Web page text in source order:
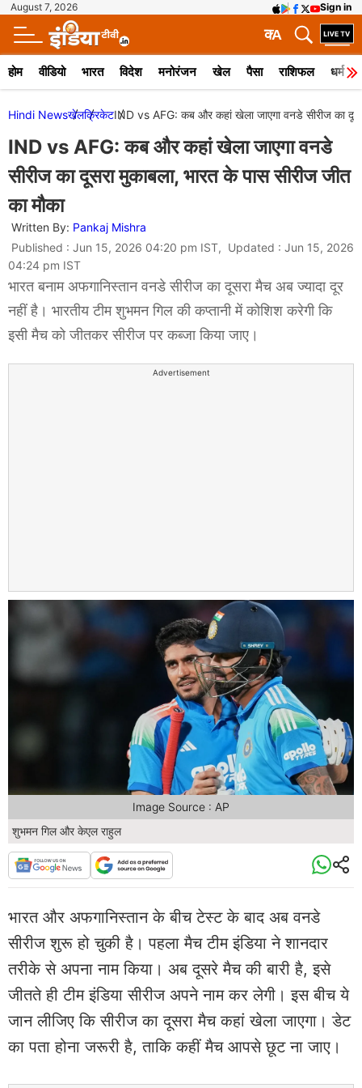
August 7, 2026 Sign in
A
क
होम वीडियो भारत विदेश मनोरंजन खेल पैसा राशिफल धर्म
Hindi Newsखेलक्रिकेटIND vs AFG: कब और कहां खेला जाएगा वनडे सीरीज का
IND vs AFG: कब और कहां खेला जाएगा वनडे
सीरीज का दूसरा मुकाबला, भारत के पास सीरीज जीत
का मौका
Written By: Pankaj Mishra
Published : Jun 15, 2026 04:20 pm IST, Updated : Jun 15, 2026
04:24 pm IST
भारत बनाम अफगानिस्तान वनडे सीरीज का दूसरा मैच अब ज्यादा दूर
नहीं है। भारतीय टीम शुभमन गिल की कप्तानी में कोशिश करेगी कि
इसी मैच को जीतकर सीरीज पर कब्जा किया जाए।
Advertisement
शुभमन गिल और केएल राहुल
Image Source : AP
भारत और अफगानिस्तान के बीच टेस्ट के बाद अब वनडे
सीरीज शुरू हो चुकी है। पहला मैच टीम इंडिया ने शानदार
तरीके से अपना नाम किया। अब दूसरे मैच की बारी है, इसे
जीतते ही टीम इंडिया सीरीज अपने नाम कर लेगी। इस बीच ये
जान लीजिए कि सीरीज का दूसरा मैच कहां खेला जाएगा। डेट
का पता होना जरूरी है, ताकि कहीं मैच आपसे छूट ना जाए।